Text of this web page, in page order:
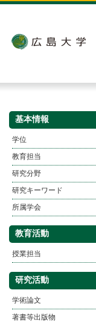
基本情報
学位
教育担当
研究分野
研究キーワード
所属学会
教育活動
授業担当
研究活動
学術論文
著書等出版物